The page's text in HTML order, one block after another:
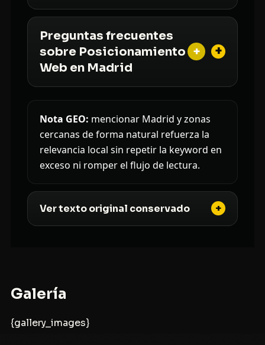
Preguntas frecuentes
sobre Posicionamiento
Web en Madrid
+
Nota GEO: mencionar Madrid y zonas
cercanas de forma natural refuerza la
relevancia local sin repetir la keyword en
exceso ni romper el flujo de lectura.
Ver texto original conservado
Galería
{gallery_images}